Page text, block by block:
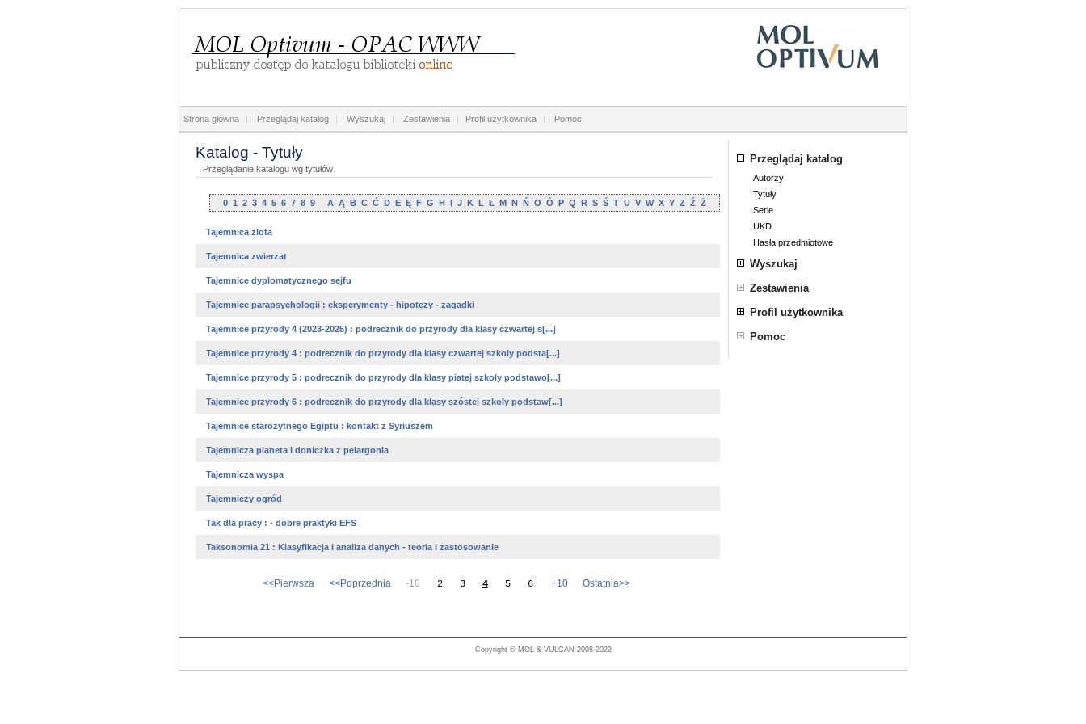
Strona główna | Przeglądaj katalog | Wyszukaj | Zestawienia | Profil użytkownika | Pomoc
Katalog - Tytuły
Przeglądanie katalogu wg tytułów
0 1 2 3 4 5 6 7 8 9 A Ą B C Ć D E Ę F G H I J K L Ł M N Ń O Ó P Q R S Ś T U V W X Y Z Ź Ż
Tajemnica zlota
Tajemnica zwierzat
Tajemnice dyplomatycznego sejfu
Tajemnice parapsychologii : eksperymenty - hipotezy - zagadki
Tajemnice przyrody 4 (2023-2025) : podrecznik do przyrody dla klasy czwartej s[...]
Tajemnice przyrody 4 : podrecznik do przyrody dla klasy czwartej szkoly podsta[...]
Tajemnice przyrody 5 : podrecznik do przyrody dla klasy piatej szkoly podstawo[...]
Tajemnice przyrody 6 : podrecznik do przyrody dla klasy szóstej szkoly podstaw[...]
Tajemnice starozytnego Egiptu : kontakt z Syriuszem
Tajemnicza planeta i doniczka z pelargonia
Tajemnicza wyspa
Tajemniczy ogród
Tak dla pracy : - dobre praktyki EFS
Taksonomia 21 : Klasyfikacja i analiza danych - teoria i zastosowanie
<<Pierwsza <<Poprzednia-10 2 3 4 5 6 +10 Ostatnia>>
Przeglądaj katalog
Autorzy
Tytuły
Serie
UKD
Hasła przedmiotowe
Wyszukaj
Wyszukiwanie złożone
Zestawienia
Profil użytkownika
Zaloguj się
Pomoc
Copyright © MOL & VULCAN 2008-2022